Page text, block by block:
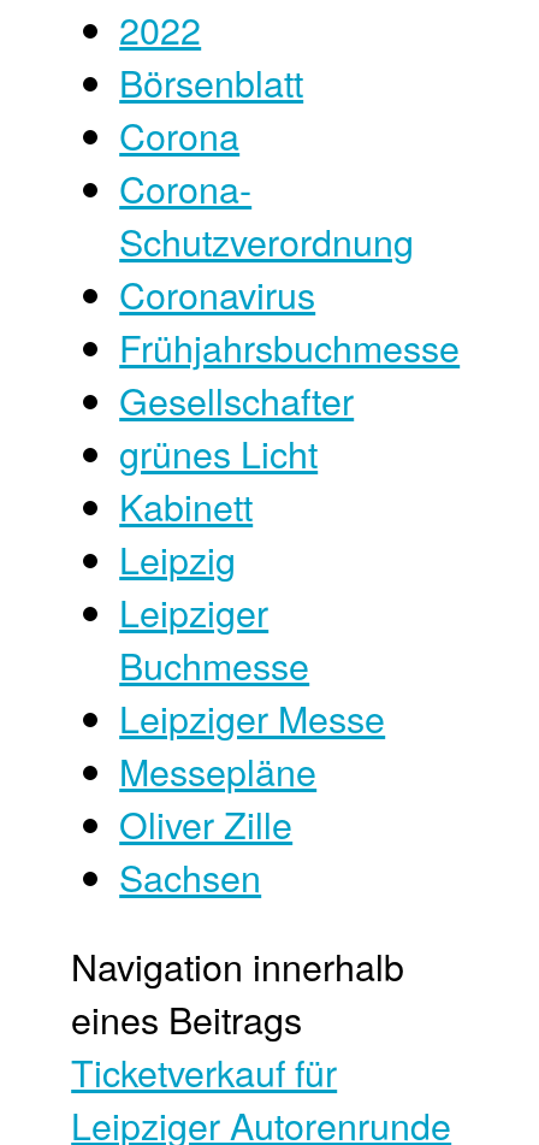
2022
Börsenblatt
Corona
Corona-
Schutzverordnung
Coronavirus
Frühjahrsbuchmesse
Gesellschafter
grünes Licht
Kabinett
Leipzig
Leipziger
Buchmesse
Leipziger Messe
Messepläne
Oliver Zille
Sachsen
Navigation innerhalb
eines Beitrags
Ticketverkauf für
Leipziger Autorenrunde